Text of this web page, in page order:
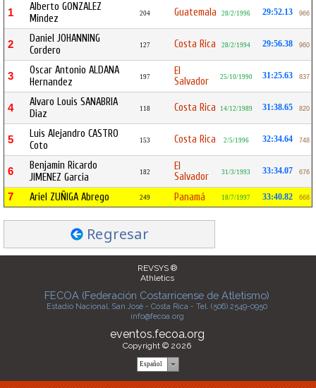
1
Alberto GONZALEZ
Mindez
204 Guatemala 28/2/1996 29:52.13 966
2
Daniel JOHANNING
Cordero
127 Costa Rica 28/2/1994 29:56.38 960
3
Oscar Antonio ALDANA
Hernandez
197
El
Salvador
25/10/1990 31:25.63 837
4
Alvaro Louis SANABRIA
Diaz
118 Costa Rica 14/12/1989 31:38.65 820
5
Luis Alejandro CASTRO
Coto
153 Costa Rica 2/5/1996 32:34.64 748
6
Benjamin Ricardo
JIMENEZ Garcia
182
El
Salvador
31/3/1993 33:34.07 676
7 Ariel ZUÑIGA Abrego 249 Panamá 18/7/1997 33:40.82 668
Regresar
REVSYS ®
Athletics
FECOA (Federación Costarricense de Atletismo)
Estadio Nacional, San José - Costa Rica - Tel. (506) 2549-0950
info@fecoa.org
eventos.fecoa.org
Copyright © 2026